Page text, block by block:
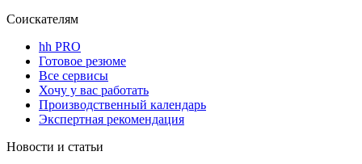
Соискателям
hh PRO
Готовое резюме
Все сервисы
Хочу у вас работать
Производственный календарь
Экспертная рекомендация
Новости и статьи